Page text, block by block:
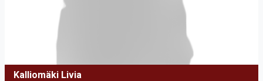
Kalliomäki Livia